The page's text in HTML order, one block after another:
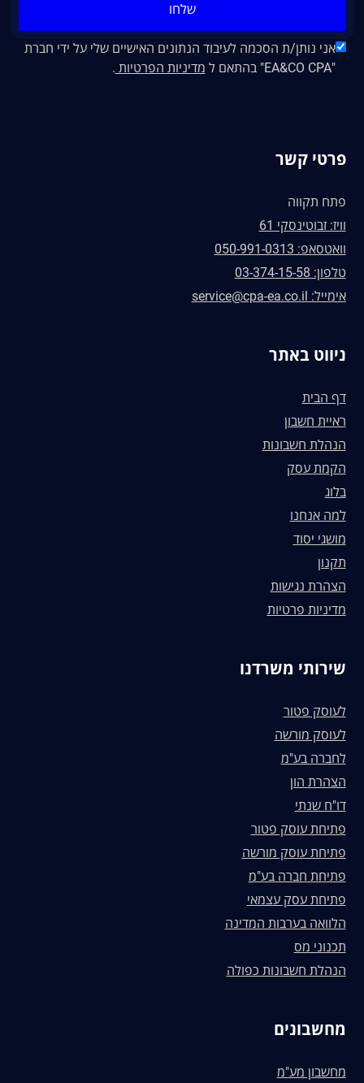
שלחו
אני נותן/ת הסכמה לעיבוד הנתונים האישיים שלי על ידי חברת
"EA&CO CPA" בהתאם ל
מדיניות הפרטיות .
פרטי קשר
פתח תקווה
וויז: זבוטינסקי 61
וואטסאפ: 050-991-0313
טלפון: 03-374-15-58
אימייל: service@cpa-ea.co.il
ניווט באתר
דף הבית
ראיית חשבון
הנהלת חשבונות
הקמת עסק
בלוג
למה אנחנו
מושגי יסוד
תקנון
הצהרת נגישות
מדיניות פרטיות
שירותי משרדנו
לעוסק פטור
לעוסק מורשה
לחברה בע"מ
הצהרת הון
דו"ח שנתי
פתיחת עוסק פטור
פתיחת עוסק מורשה
פתיחת חברה בע"מ
פתיחת עסק עצמאי
הלוואה בערבות המדינה
תכנוני מס
הנהלת חשבונות כפולה
מחשבונים
מחשבון מע"מ